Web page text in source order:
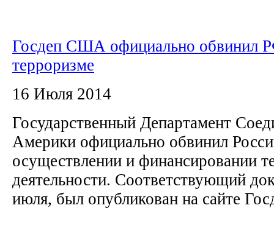
Госдеп США официально обвинил
терроризме
16 Июля 2014
Государственный Департамент
Америки официально обвинил
осуществлении и финансировании
деятельности. Соответствующий
июля, был опубликован на сайте